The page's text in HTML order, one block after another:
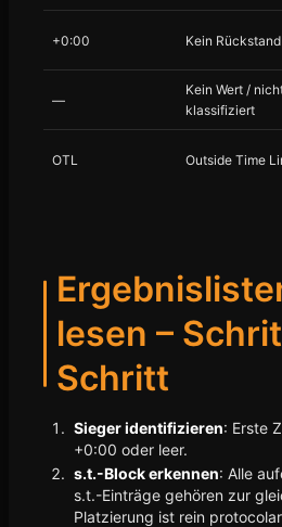
+0:00 Kein Rückstand
—
Kein Wert /
klassifiziert
OTL Outside Time
lesen –
Schritt
Sieger identifizieren: Erste
+0:00 oder leer.
s.t.-Block erkennen: Alle
s.t.-Einträge gehören zur
Platzierung ist rein